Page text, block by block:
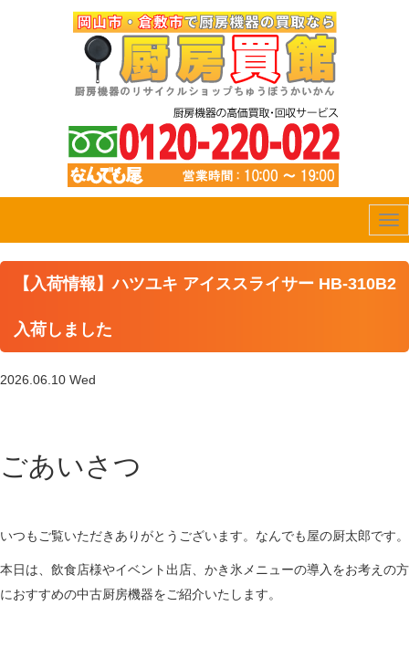
【入荷情報】ハツユキ アイススライサー HB-310B2
入荷しました
2026.06.10 Wed
ごあいさつ
いつもご覧いただきありがとうございます。なんでも屋の厨太郎です。
本日は、飲食店様やイベント出店、かき氷メニューの導入をお考えの方
におすすめの中古厨房機器をご紹介いたします。